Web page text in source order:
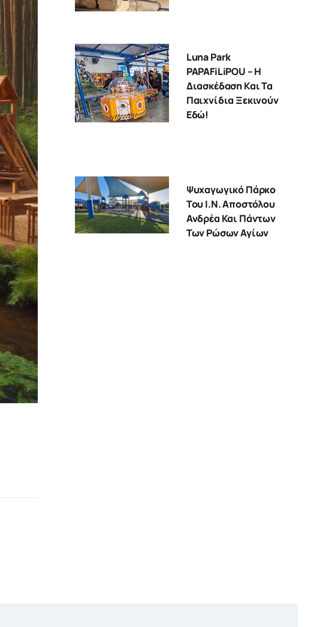
Luna Park
PAPAFiLiPOU – Η
Διασκέδαση Και Τα
Παιχνίδια Ξεκινούν
Εδώ!
Ψυχαγωγικό Πάρκο
Του Ι.Ν. Αποστόλου
Ανδρέα Και Πάντων
Των Ρώσων Αγίων